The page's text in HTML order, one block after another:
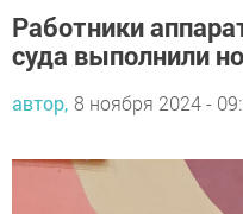
Работники
суда выполнили
автор, 8 ноября 2024 -